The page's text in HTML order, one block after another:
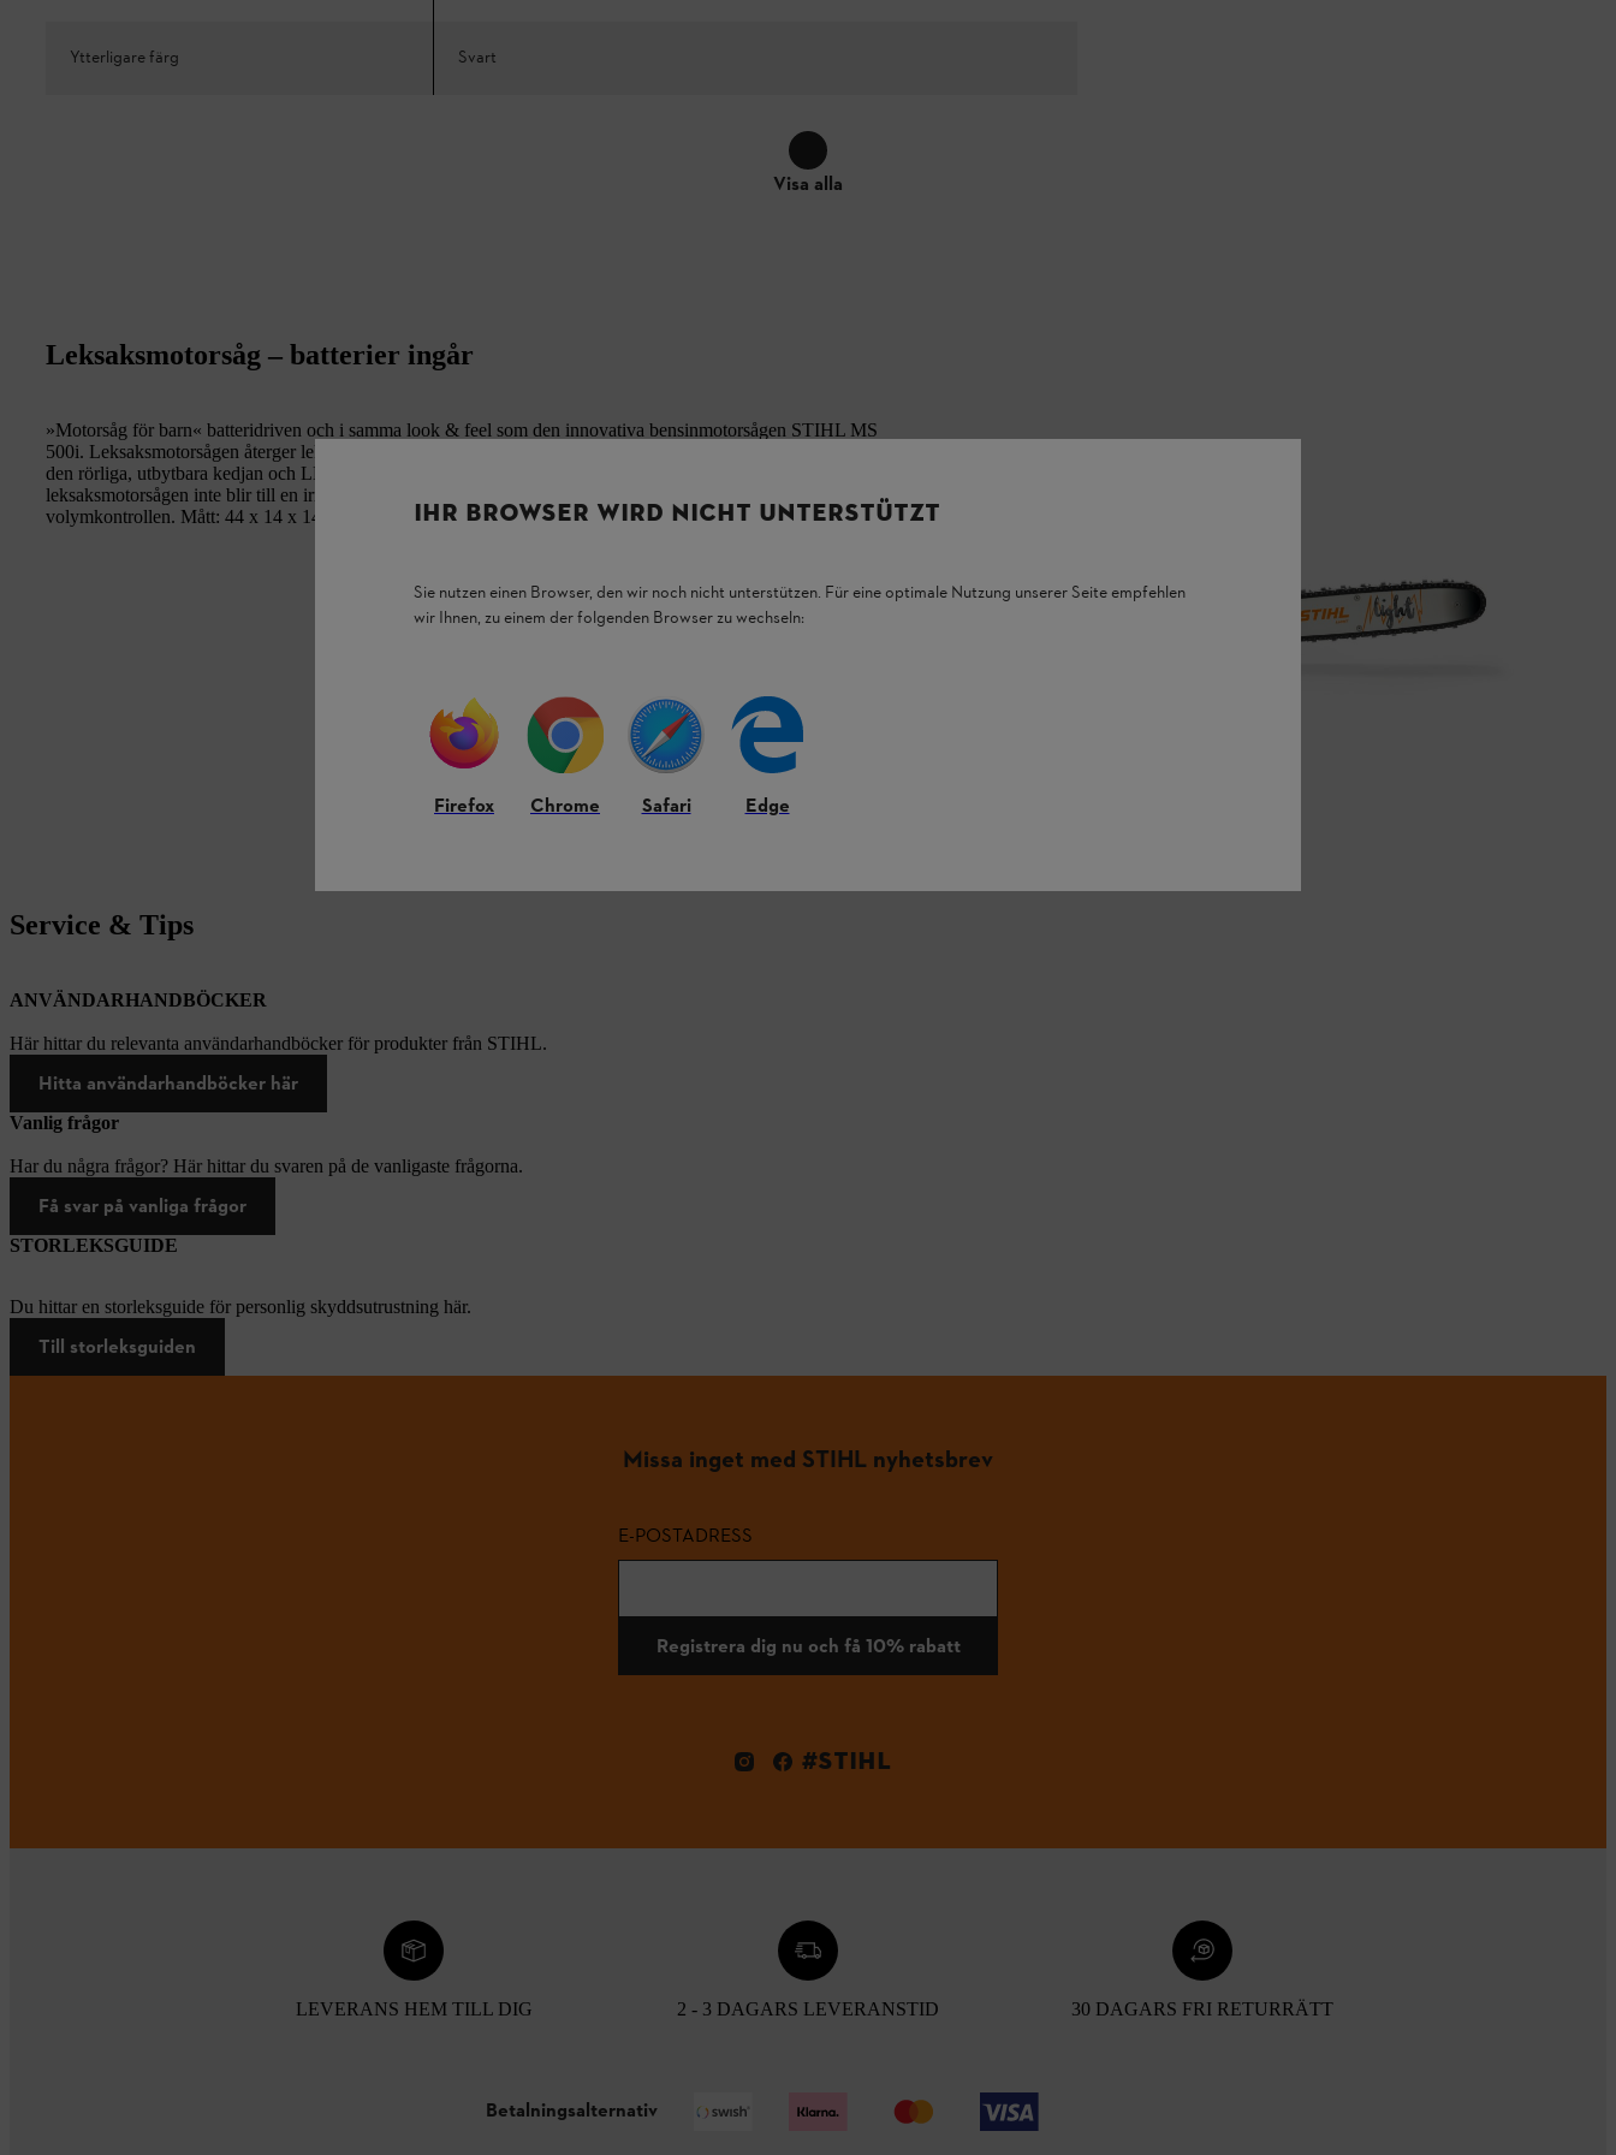
Ytterligare färg Svart
Visa alla
Leksaksmotorsåg – batterier ingår
»Motorsåg för barn« batteridriven och i samma look & feel som den innovativa bensinmotorsågen STIHL MS
500i. Leksaksmotorsågen återger lekfullt många funktioner som återfinns hos motorsågen för "proffsen", från
den rörliga, utbytbara kedjan och LED-statusdisplayen till den nya svärdsdesignen. För dig som förälder: så att
leksaksmotorsågen inte blir till en irritation, kan sågljudet justeras till en lägre, angenämare nivå med
volymkontrollen. Mått: 44 x 14 x 14 cm, vikt ca 560 gram. Ej lämplig för barn under 3 år.
Service & Tips
ANVÄNDARHANDBÖCKER
Här hittar du relevanta användarhandböcker för produkter från STIHL.
Hitta användarhandböcker här
Vanlig frågor
Har du några frågor? Här hittar du svaren på de vanligaste frågorna.
Få svar på vanliga frågor
STORLEKSGUIDE
Du hittar en storleksguide för personlig skyddsutrustning här.
Till storleksguiden
Missa inget med STIHL nyhetsbrev
E-POSTADRESS
Registrera dig nu och få 10% rabatt
#STIHL
LEVERANS HEM TILL DIG 2 - 3 DAGARS LEVERANSTID 30 DAGARS FRI RETURRÄTT
Betalningsalternativ
IHR BROWSER WIRD NICHT UNTERSTÜTZT
Sie nutzen einen Browser, den wir noch nicht unterstützen. Für eine optimale Nutzung unserer Seite empfehlen
wir Ihnen, zu einem der folgenden Browser zu wechseln:
Firefox Chrome Safari Edge